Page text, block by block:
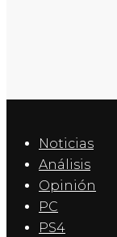
Noticias
Análisis
Opinión
PC
PS4